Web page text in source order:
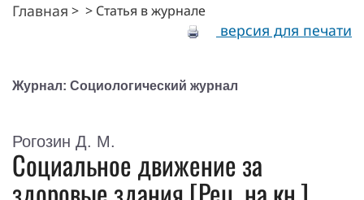
Главная > > Статья в журнале
версия для печати
Журнал: Социологический журнал
Рогозин Д. М.
Социальное движение за